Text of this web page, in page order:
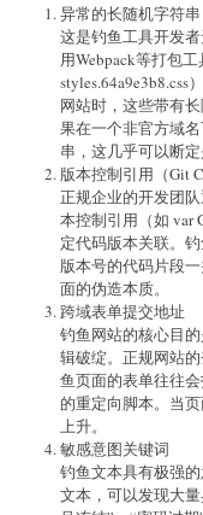
异常的长随机字符串
这是钓鱼工具开发
用Webpack等打包
网站时，这些带有
果在一个非官方域
串，这几乎可以断定
版本控制引用（Git
正规企业的开发团
本控制引用（如 var
定代码版本关联。
版本号的代码片段
面的伪造本质。
跨域表单提交地址
钓鱼网站的核心目
辑破绽。正规网站
鱼页面的表单往往
的重定向脚本。当
上升。
敏感意图关键词
钓鱼文本具有极强
文本，可以发现大